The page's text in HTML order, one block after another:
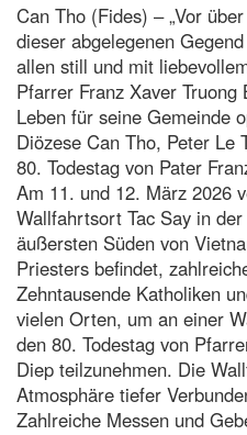
Can Tho (Fides) – „Vor
dieser abgelegenen
allen still und mit
Pfarrer Franz Xaver
Leben für seine Gemeinde
Diözese Can Tho, Peter Le
80. Todestag von Pater
Am 11. und 12. März 2026
Wallfahrtsort Tac Say in
äußersten Süden von
Priesters befindet,
Zehntausende Katholiken
vielen Orten, um an einer
den 80. Todestag von
Diep teilzunehmen. Die
Atmosphäre tiefer
Zahlreiche Messen und